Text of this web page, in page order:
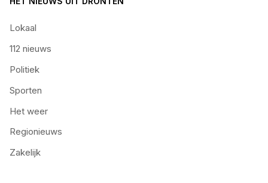
Lokaal
112 nieuws
Politiek
Sporten
Het weer
Regionieuws
Zakelijk